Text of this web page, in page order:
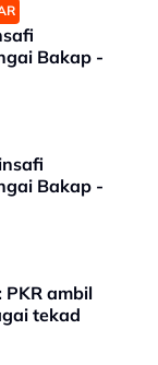
Bakap -
Bakap -
PKR ambil
tekad